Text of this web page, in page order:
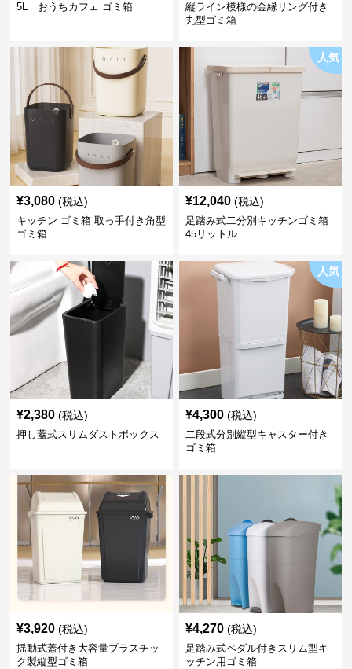
5L おうちカフェ ゴミ箱
縦ライン模様の金縁リング付き
丸型ゴミ箱
¥3,080 (税込)
キッチン ゴミ箱 取っ手付き角型
ゴミ箱
人気
¥12,040 (税込)
足踏み式二分別キッチンゴミ箱
45リットル
¥2,380 (税込)
押し蓋式スリムダストボックス
人気
¥4,300 (税込)
二段式分別縦型キャスター付き
ゴミ箱
¥3,920 (税込)
揺動式蓋付き大容量プラスチッ
ク製縦型ゴミ箱
¥4,270 (税込)
足踏み式ペダル付きスリム型キ
ッチン用ゴミ箱